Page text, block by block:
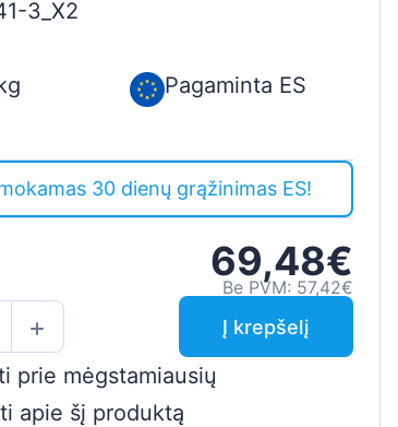
3_X2
Pagaminta ES
30 dienų grąžinimas ES!
69,48€
Be PVM: 57,42€
Į krepšelį
prie mėgstamiausių
apie šį produktą